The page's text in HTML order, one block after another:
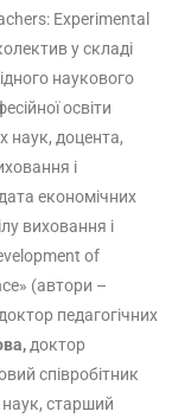
Experimental
у складі
наукового
освіти
наук, доцента,
і
економічних
виховання і
of
(автори –
педагогічних
доктор
співробітник
наук, старший